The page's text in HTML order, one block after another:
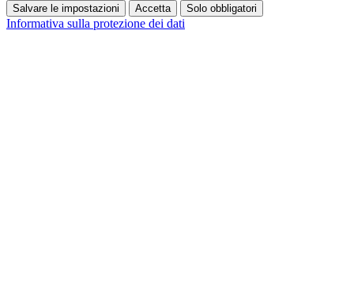
Salvare le impostazioni Accetta Solo obbligatori
Informativa sulla protezione dei dati